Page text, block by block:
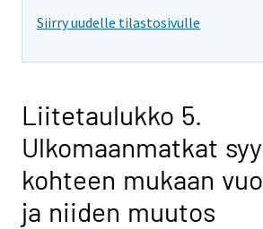
Siirry uudelle tilastosivulle
Liitetaulukko 5.
Ulkomaanmatkat
kohteen mukaan
ja niiden muutos